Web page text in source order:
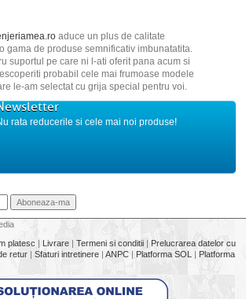
aduce un plus de calitate
gama de produse semnificativ imbunatatita.
suportul pe care ni l-ati oferit pana acum si
probabil cele mai frumoase modele
le-am selectat cu grija special pentru voi.
rata reducerile si cele mai noi produse!
platesc | Livrare | Termeni si conditii | Prelucrarea datelor cu
retur | Sfaturi intretinere | ANPC | Platforma SOL | Platforma